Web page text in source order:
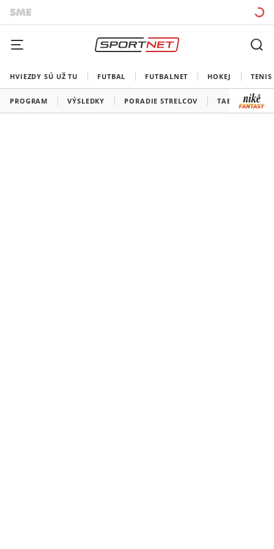
HVIEZDY SÚ UŽ TU FUTBAL FUTBALNET HOKEJ TENIS
PROGRAM VÝSLEDKY PORADIE STRELCOV TABUĽKY A